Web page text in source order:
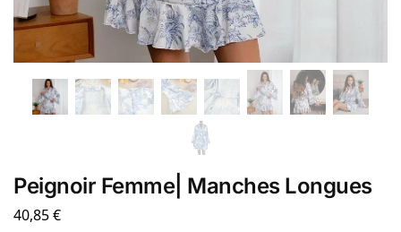
Peignoir Femme| Manches Longues
40,85€